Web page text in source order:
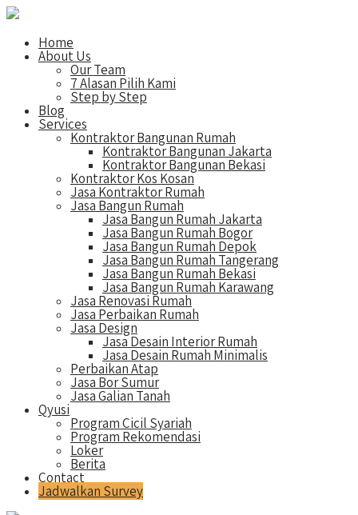
Home
About Us
Our Team
7 Alasan Pilih Kami
Step by Step
Blog
Services
Kontraktor Bangunan Rumah
Kontraktor Bangunan Jakarta
Kontraktor Bangunan Bekasi
Kontraktor Kos Kosan
Jasa Kontraktor Rumah
Jasa Bangun Rumah
Jasa Bangun Rumah Jakarta
Jasa Bangun Rumah Bogor
Jasa Bangun Rumah Depok
Jasa Bangun Rumah Tangerang
Jasa Bangun Rumah Bekasi
Jasa Bangun Rumah Karawang
Jasa Renovasi Rumah
Jasa Perbaikan Rumah
Jasa Design
Jasa Desain Interior Rumah
Jasa Desain Rumah Minimalis
Perbaikan Atap
Jasa Bor Sumur
Jasa Galian Tanah
Qyusi
Program Cicil Syariah
Program Rekomendasi
Loker
Berita
Contact
Jadwalkan Survey